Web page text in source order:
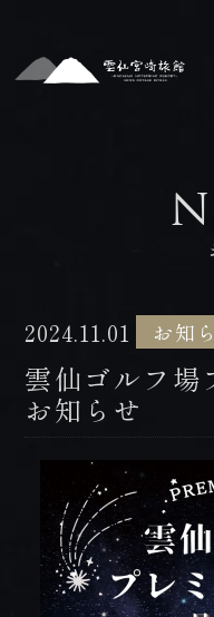
ROOMS
客室
PREMIUM
FLOOR
プレミアムフロア
HOT
温泉
2024.11.01 お知
雲仙ゴルフ場
お知らせ